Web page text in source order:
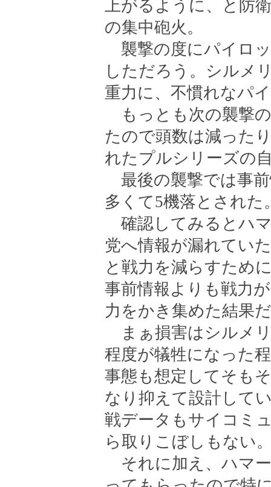
上がるように、と防
の集中砲火。
襲撃の度にパイロ
しただろう。シルメ
重力に、不慣れなパ
もっとも次の襲撃
たので頭数は減った
れたプルシリーズの
最後の襲撃では事
多くて5機落とされた
確認してみるとハ
党へ情報が漏れてい
と戦力を減らすため
事前情報よりも戦力
力をかき集めた結果
まぁ損害はシルメ
程度が犠牲になった
事態も想定してそも
なり抑えて設計して
戦データもサイコミ
ら取りこぼしもない
それに加え、ハマ